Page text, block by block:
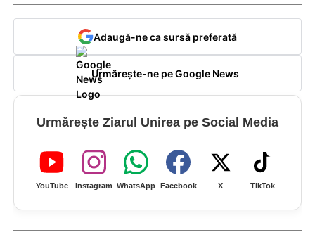
Adaugă-ne ca sursă preferată
Urmărește-ne pe Google News
Urmărește Ziarul Unirea pe Social Media
YouTube Instagram WhatsApp Facebook X TikTok